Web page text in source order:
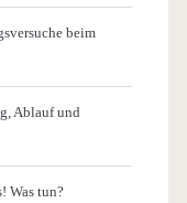
beim
Ablauf und
Was tun?